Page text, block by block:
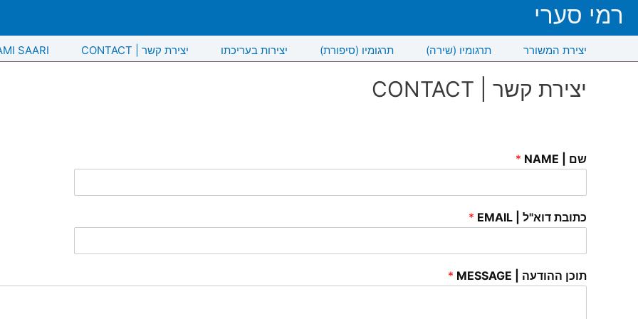
רמי סערי
SAARI CONTACT | יצירת קשר יצירות בעריכתו תרגומיו (סיפורת) תרגומיו (שירה) יצירת המשורר
CONTACT | יצירת קשר
שם | NAME *
כתובת דוא"ל | EMAIL *
תוכן ההודעה | MESSAGE *